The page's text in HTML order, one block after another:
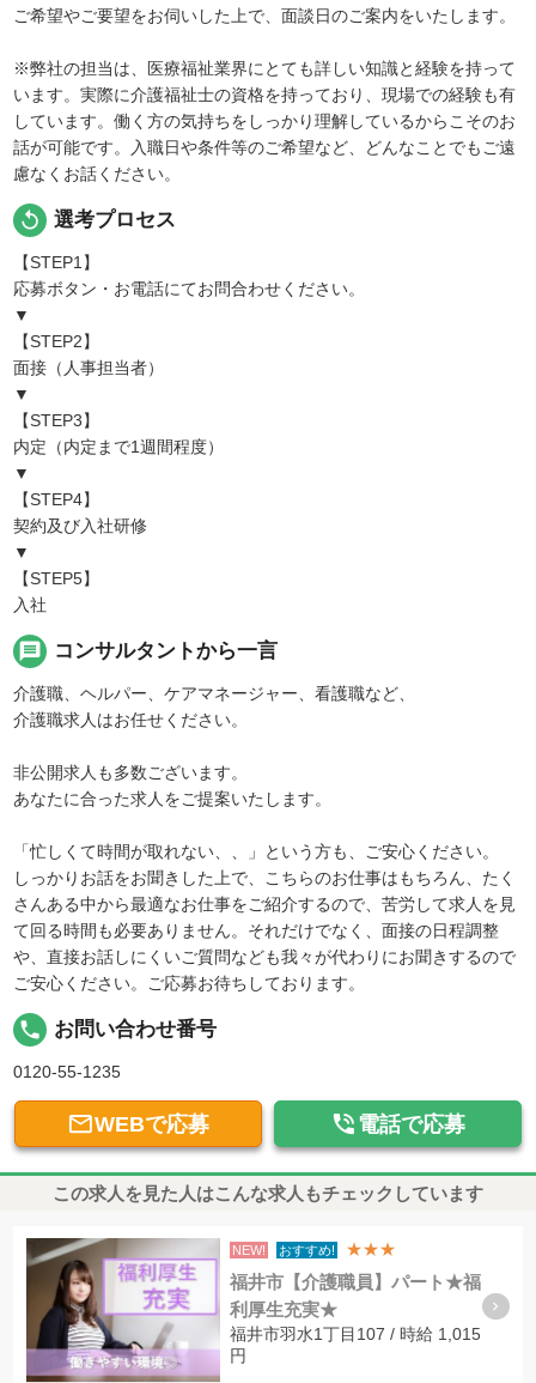
ご希望やご要望をお伺いした上で、面談日のご案内をいたします。
※弊社の担当は、医療福祉業界にとても詳しい知識と経験を持って
います。実際に介護福祉士の資格を持っており、現場での経験も有
しています。働く方の気持ちをしっかり理解しているからこそのお
話が可能です。入職日や条件等のご希望など、どんなことでもご遠
慮なくお話ください。
replay 選考プロセス
【STEP1】
応募ボタン・お電話にてお問合わせください。
▼
【STEP2】
面接（人事担当者）
▼
【STEP3】
内定（内定まで1週間程度）
▼
【STEP4】
契約及び入社研修
▼
【STEP5】
入社
message コンサルタントから一言
介護職、ヘルパー、ケアマネージャー、看護職など、
介護職求人はお任せください。
非公開求人も多数ございます。
あなたに合った求人をご提案いたします。
「忙しくて時間が取れない、、」という方も、ご安心ください。
しっかりお話をお聞きした上で、こちらのお仕事はもちろん、たく
さんある中から最適なお仕事をご紹介するので、苦労して求人を見
て回る時間も必要ありません。それだけでなく、面接の日程調整
や、直接お話しにくいご質問なども我々が代わりにお聞きするので
ご安心ください。ご応募お待ちしております。
local_phone お問い合わせ番号
0120-55-1235
WEBで応募  電話で応募
この求人を見た人はこんな求人もチェックしています
NEW! おすすめ! ★★★
福井市【介護職員】パート★福
利厚生充実★
福井市羽水1丁目107 / 時給 1,015
円